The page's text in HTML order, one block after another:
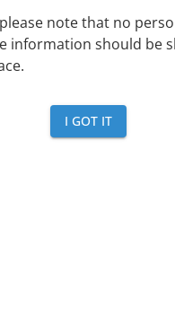
note that no
information should be
.
I GOT IT